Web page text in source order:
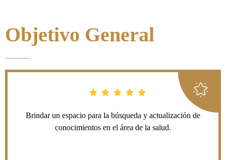
Objetivo General
Brindar un espacio para la búsqueda y actualización de
conocimientos en el área de la salud.